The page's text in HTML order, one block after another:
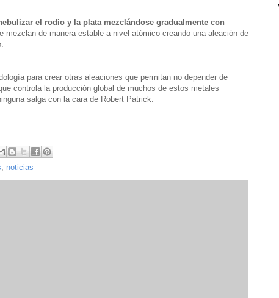
el rodio y la plata mezclándose gradualmente con
mezclan de manera estable a nivel atómico creando una aleación de
para crear otras aleaciones que permitan no depender de
controla la producción global de muchos de estos metales
salga con la cara de Robert Patrick.
, noticias